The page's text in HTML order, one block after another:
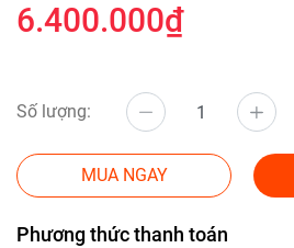
6.400.000₫
Số lượng:
MUA NGAY
Phương thức thanh toán